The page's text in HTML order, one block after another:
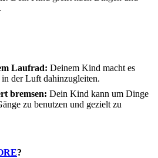
Laufrad: Deinem Kind macht es
der Luft dahinzugleiten.
bremsen: Dein Kind kann um Dinge
zu benutzen und gezielt zu
?